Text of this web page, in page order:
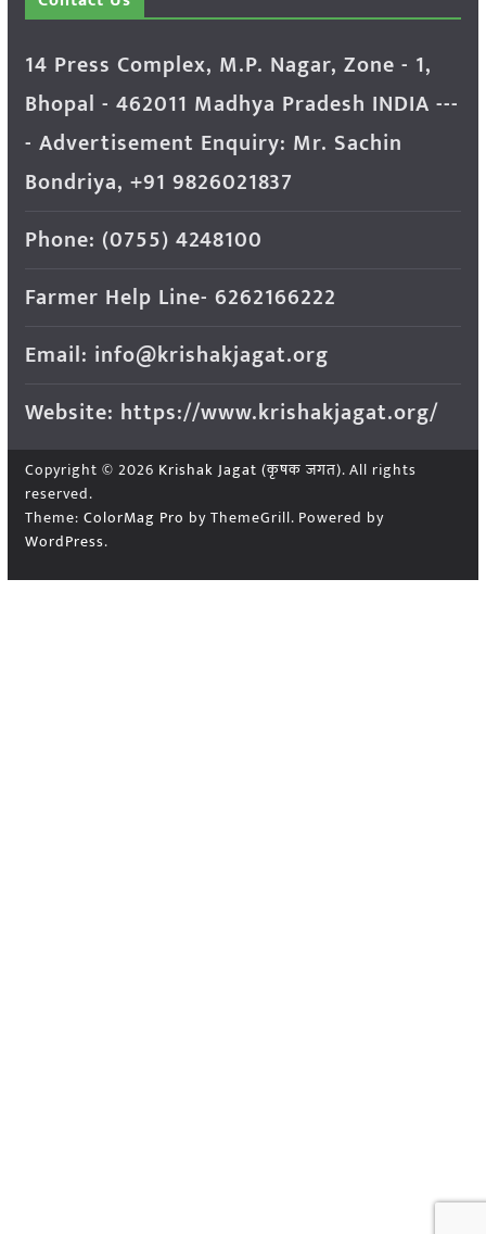
14 Press Complex, M.P. Nagar, Zone - 1,
Bhopal - 462011 Madhya Pradesh INDIA ---
- Advertisement Enquiry: Mr. Sachin
Bondriya, +91 9826021837
Phone: (0755) 4248100
Farmer Help Line- 6262166222
Email: info@krishakjagat.org
Website: https://www.krishakjagat.org/
Copyright © 2026 Krishak Jagat (कृषक जगत). All rights
reserved.
Theme: ColorMag Pro by ThemeGrill. Powered by
WordPress.